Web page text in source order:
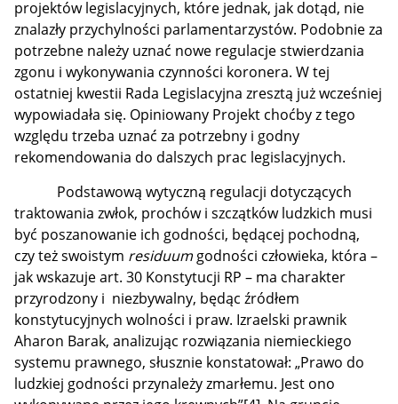
projektów legislacyjnych, które jednak, jak dotąd, nie
znalazły przychylności parlamentarzystów. Podobnie za
potrzebne należy uznać nowe regulacje stwierdzania
zgonu i wykonywania czynności koronera. W tej
ostatniej kwestii Rada Legislacyjna zresztą już wcześniej
wypowiadała się. Opiniowany Projekt choćby z tego
względu trzeba uznać za potrzebny i godny
rekomendowania do dalszych prac legislacyjnych.
Podstawową wytyczną regulacji dotyczących
traktowania zwłok, prochów i szczątków ludzkich musi
być poszanowanie ich godności, będącej pochodną,
czy też swoistym residuumgodności człowieka, która –
jak wskazuje art. 30 Konstytucji RP – ma charakter
przyrodzony i niezbywalny, będąc źródłem
konstytucyjnych wolności i praw. Izraelski prawnik
Aharon Barak, analizując rozwiązania niemieckiego
systemu prawnego, słusznie konstatował: „Prawo do
ludzkiej godności przynależy zmarłemu. Jest ono